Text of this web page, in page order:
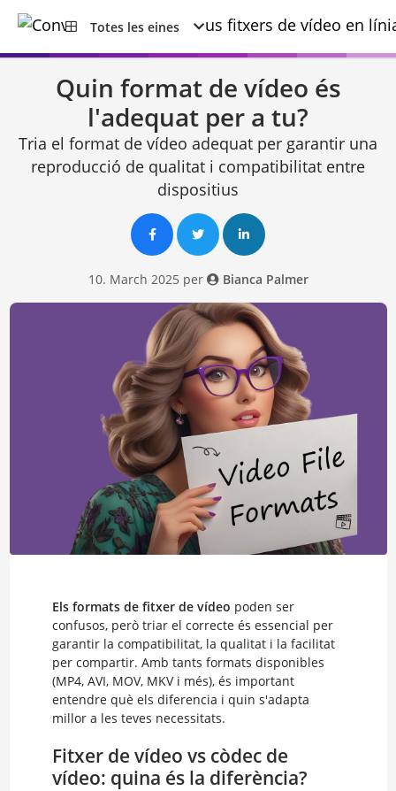
Totes les eines
Quin format de vídeo és
l'adequat per a tu?
Tria el format de vídeo adequat per garantir una
reproducció de qualitat i compatibilitat entre
dispositius
10. March 2025 per Bianca Palmer
Els formats de fitxer de vídeo poden ser
confusos, però triar el correcte és essencial per
garantir la compatibilitat, la qualitat i la facilitat
per compartir. Amb tants formats disponibles
(MP4, AVI, MOV, MKV i més), és important
entendre què els diferencia i quin s'adapta
millor a les teves necessitats.
Fitxer de vídeo vs còdec de
vídeo: quina és la diferència?